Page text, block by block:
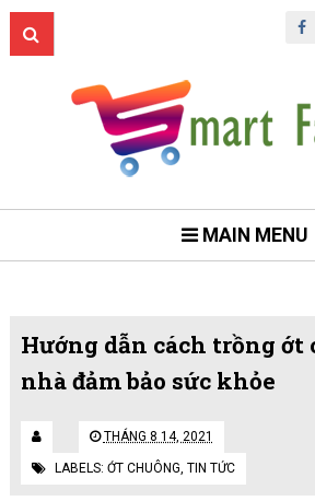
MAIN MENU
Hướng dẫn cách trồng ớt
nhà đảm bảo sức khỏe
THÁNG 8 14, 2021
LABELS: ỚT CHUÔNG, TIN TỨC